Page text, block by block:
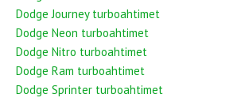
Dodge Journey turboahtimet
Dodge Neon turboahtimet
Dodge Nitro turboahtimet
Dodge Ram turboahtimet
Dodge Sprinter turboahtimet